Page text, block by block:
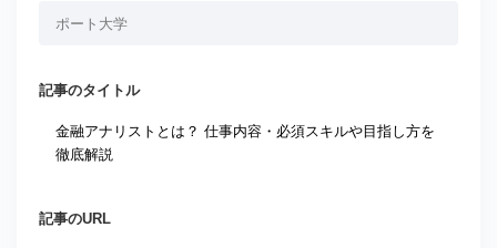
記事のタイトル
記事のURL